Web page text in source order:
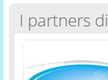
I partners